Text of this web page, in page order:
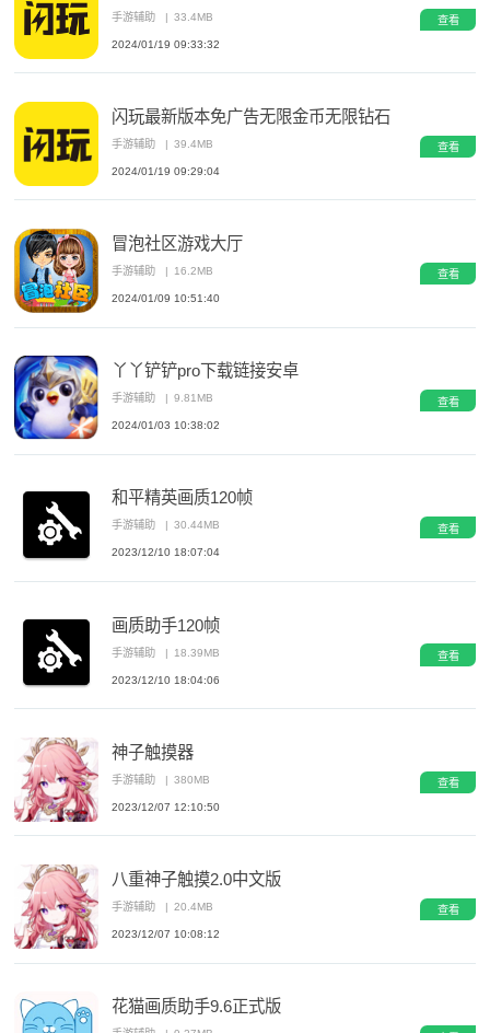
手游辅助 | 33.4MB
2024/01/19 09:33:32
查看
闪玩最新版本免广告无限金币无限钻石
手游辅助 | 39.4MB
2024/01/19 09:29:04
查看
冒泡社区游戏大厅
手游辅助 | 16.2MB
2024/01/09 10:51:40
查看
丫丫铲铲pro下载链接安卓
手游辅助 | 9.81MB
2024/01/03 10:38:02
查看
和平精英画质120帧
手游辅助 | 30.44MB
2023/12/10 18:07:04
查看
画质助手120帧
手游辅助 | 18.39MB
2023/12/10 18:04:06
查看
神子触摸器
手游辅助 | 380MB
2023/12/07 12:10:50
查看
八重神子触摸2.0中文版
手游辅助 | 20.4MB
2023/12/07 10:08:12
查看
花猫画质助手9.6正式版